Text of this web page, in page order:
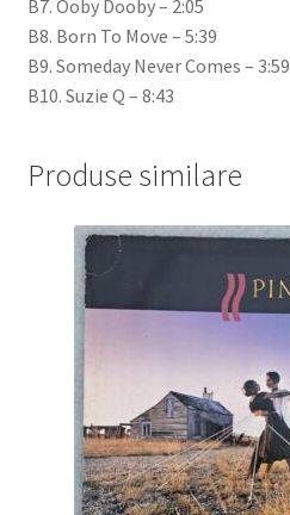
B7. Ooby Dooby – 2:05
B8. Born To Move – 5:39
B9. Someday Never Comes – 3:59
B10. Suzie Q – 8:43
Produse similare